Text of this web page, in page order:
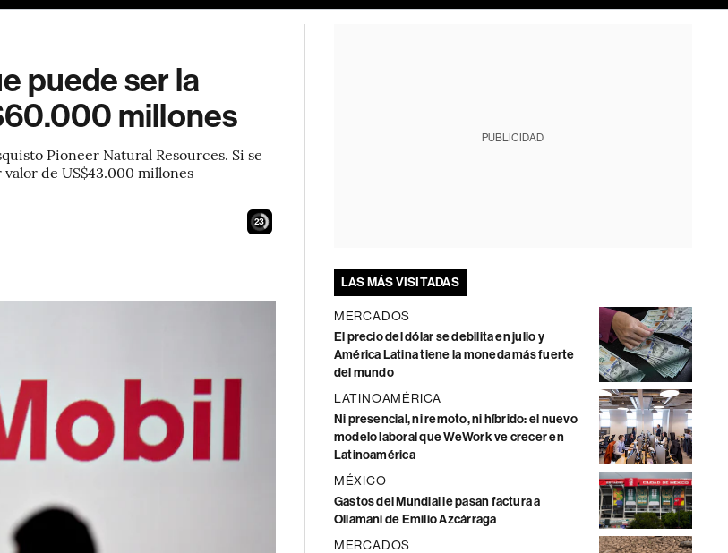
puede ser la
millones
Pioneer Natural Resources. Si se
de US$43.000 millones
22
PUBLICIDAD
LAS MÁS VISITADAS
MERCADOS
El precio del dólar se debilita en julio y
América Latina tiene la moneda más fuerte
del mundo
LATINOAMÉRICA
Ni presencial, ni remoto, ni híbrido: el nuevo
modelo laboral que WeWork ve crecer en
Latinoamérica
MÉXICO
Gastos del Mundial le pasan factura a
Ollamani de Emilio Azcárraga
MERCADOS